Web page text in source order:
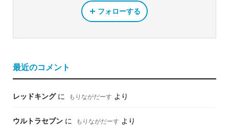
フォローする
最近のコメント
レッドキングに もりながだーす より
ウルトラセブンに もりながだーす より